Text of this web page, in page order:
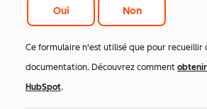
Oui Non
Ce formulaire n'est utilisé que pour recueillir
documentation. Découvrez comment
HubSpot.